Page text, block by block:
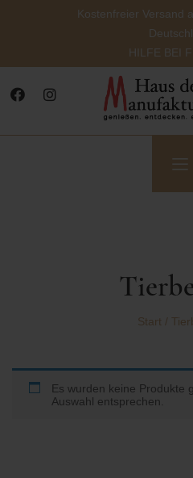
Kostenfreier Versand
HILFE BEI
Start /
Es wurden keine Produkte
Auswahl entsprechen.